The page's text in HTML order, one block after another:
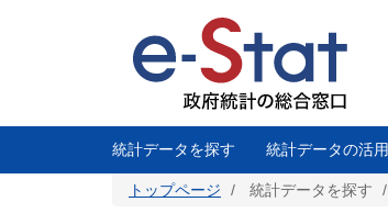
に
統計データを探す 統計データの活用
トップページ 統計データを探す